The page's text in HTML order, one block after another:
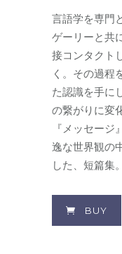
言語学を専門
ゲーリーと共
接コンタクト
く。その過程
た認識を手に
の繋がりに変
『メッセー
逸な世界観の
した、短篇集。
BUY